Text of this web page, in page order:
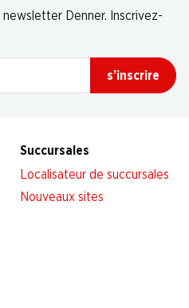
Denner. Inscrivez-
s’inscrire
Succursales
Localisateur de succursales
Nouveaux sites